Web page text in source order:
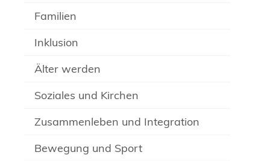
Familien
Inklusion
Älter werden
Soziales und Kirchen
Zusammenleben und Integration
Bewegung und Sport